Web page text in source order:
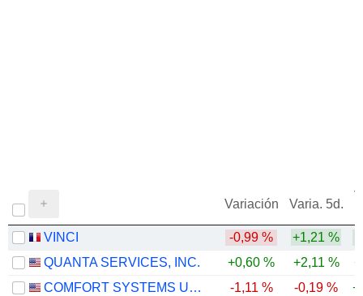
Variación Varia. 5d.
VINCI -0,99 % +1,21 %
QUANTA SERVICES, INC.
+0,60 % +2,11 %
COMFORT SYSTEMS USA, INC.
-1,11 % -0,19 %